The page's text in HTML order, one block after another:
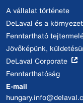
A vállalat története
DeLaval és a
Fenntartható
Jövőképünk,
DeLaval Corporate
Fenntarthatóság
E-mail